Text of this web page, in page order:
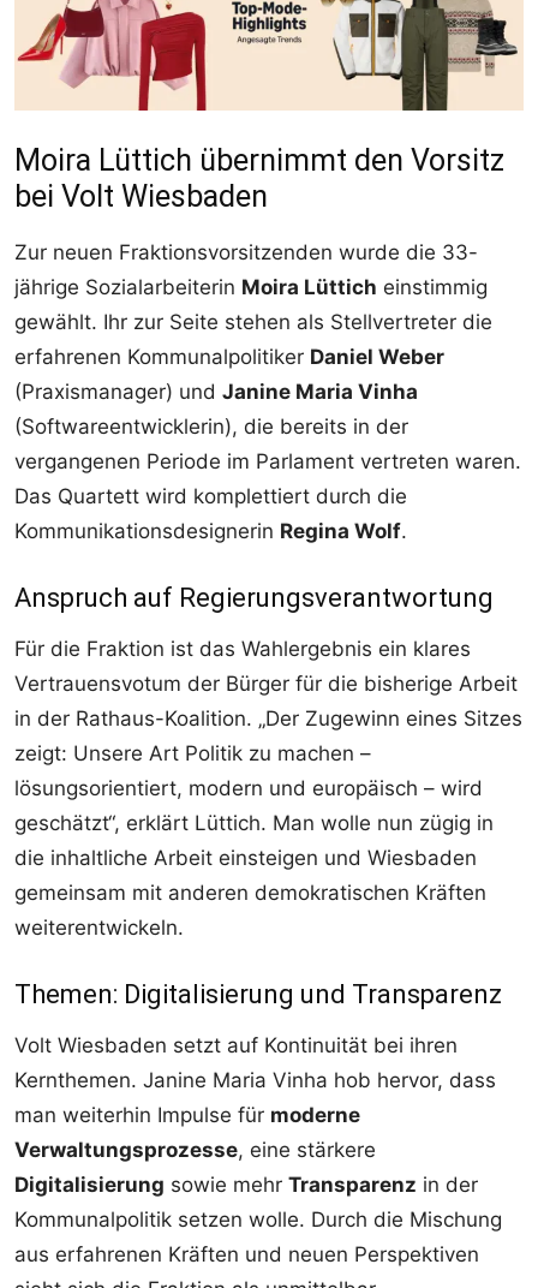
Moira Lüttich übernimmt den Vorsitz
bei Volt Wiesbaden
Zur neuen Fraktionsvorsitzenden wurde die 33-
jährige Sozialarbeiterin Moira Lüttich einstimmig
gewählt. Ihr zur Seite stehen als Stellvertreter die
erfahrenen Kommunalpolitiker Daniel Weber
(Praxismanager) und Janine Maria Vinha
(Softwareentwicklerin), die bereits in der
vergangenen Periode im Parlament vertreten waren.
Das Quartett wird komplettiert durch die
Kommunikationsdesignerin Regina Wolf.
Anspruch auf Regierungsverantwortung
Für die Fraktion ist das Wahlergebnis ein klares
Vertrauensvotum der Bürger für die bisherige Arbeit
in der Rathaus-Koalition. „Der Zugewinn eines Sitzes
zeigt: Unsere Art Politik zu machen –
lösungsorientiert, modern und europäisch – wird
geschätzt“, erklärt Lüttich. Man wolle nun zügig in
die inhaltliche Arbeit einsteigen und Wiesbaden
gemeinsam mit anderen demokratischen Kräften
weiterentwickeln.
Themen: Digitalisierung und Transparenz
Volt Wiesbaden setzt auf Kontinuität bei ihren
Kernthemen. Janine Maria Vinha hob hervor, dass
man weiterhin Impulse für moderne
Verwaltungsprozesse, eine stärkere
Digitalisierung sowie mehr Transparenz in der
Kommunalpolitik setzen wolle. Durch die Mischung
aus erfahrenen Kräften und neuen Perspektiven